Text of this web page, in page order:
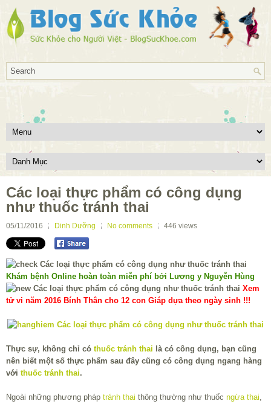
Các loại thực phẩm có công dụng
như thuốc tránh thai
05/11/2016 Dinh Dưỡng No comments 446 views
Khám bệnh Online hoàn toàn miễn phí bởi Lương y Nguyễn Hùng
Xem
tử vi năm 2016 Bính Thân cho 12 con Giáp dựa theo ngày sinh !!!
Thực sự, không chỉ có thuốc tránh thai là có công dụng, bạn cũng
nên biết một số thực phẩm sau đây cũng có công dụng ngang hàng
với thuốc tránh thai.
Ngoài những phương pháp tránh thai thông thường như thuốc ngừa thai,